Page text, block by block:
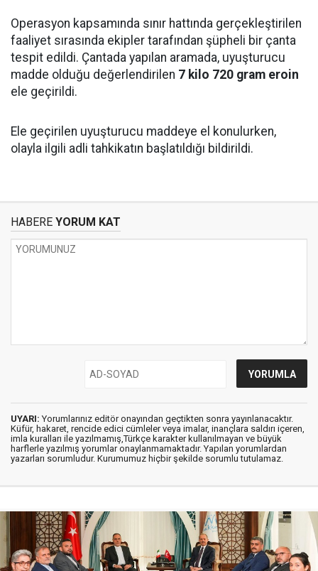
Operasyon kapsamında sınır hattında gerçekleştirilen
faaliyet sırasında ekipler tarafından şüpheli bir çanta
tespit edildi. Çantada yapılan aramada, uyuşturucu
madde olduğu değerlendirilen 7 kilo 720 gram eroin
ele geçirildi.
Ele geçirilen uyuşturucu maddeye el konulurken,
olayla ilgili adli tahkikatın başlatıldığı bildirildi.
HABERE YORUM KAT
UYARI: Yorumlarınız editör onayından geçtikten sonra yayınlanacaktır.
Küfür, hakaret, rencide edici cümleler veya imalar, inançlara saldırı içeren,
imla kuralları ile yazılmamış,Türkçe karakter kullanılmayan ve büyük
harflerle yazılmış yorumlar onaylanmamaktadır. Yapılan yorumlardan
yazarları sorumludur. Kurumumuz hiçbir şekilde sorumlu tutulamaz.